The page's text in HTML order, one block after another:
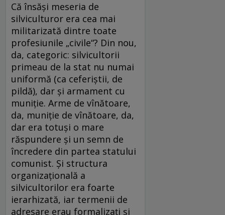
Că însăși meseria de
silviculturor era cea mai
militarizată dintre toate
profesiunile „civile“? Din nou,
da, categoric: silvicultorii
primeau de la stat nu numai
uniformă (ca ceferiștii, de
pildă), dar și armament cu
muniție. Arme de vînătoare,
da, muniție de vînătoare, da,
dar era totuși o mare
răspundere și un semn de
încredere din partea statului
comunist. Și structura
organizațională a
silvicultorilor era foarte
ierarhizată, iar termenii de
adresare erau formalizați și